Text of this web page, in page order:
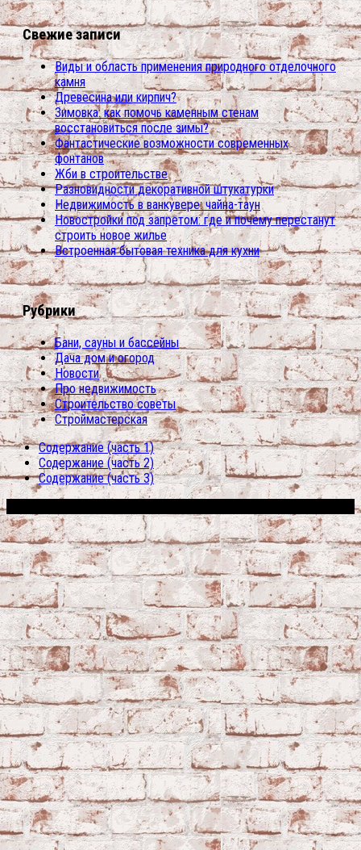
Свежие записи
Виды и область применения природного отделочного
камня
Древесина или кирпич?
Зимовка: как помочь каменным стенам
восстановиться после зимы?
Фантастические возможности современных
фонтанов
Жби в строительстве
Разновидности декоративной штукатурки
Недвижимость в ванкувере: чайна-таун
Новостройки под запретом: где и почему перестанут
строить новое жилье
Встроенная бытовая техника для кухни
Рубрики
Бани, сауны и бассейны
Дача дом и огород
Новости
Про недвижимость
Строительство советы
Строймастерская
Содержание (часть 1)
Содержание (часть 2)
Содержание (часть 3)